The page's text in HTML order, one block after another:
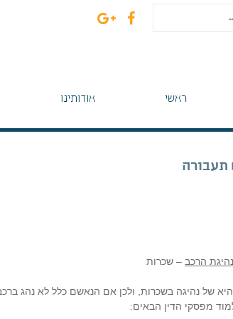
ראשי אודותינו
הרכב – שכרות
של נהיגה בשכרות, ולכן אם הנאשם כלל לא נהג
מפסקי הדין הבאים: